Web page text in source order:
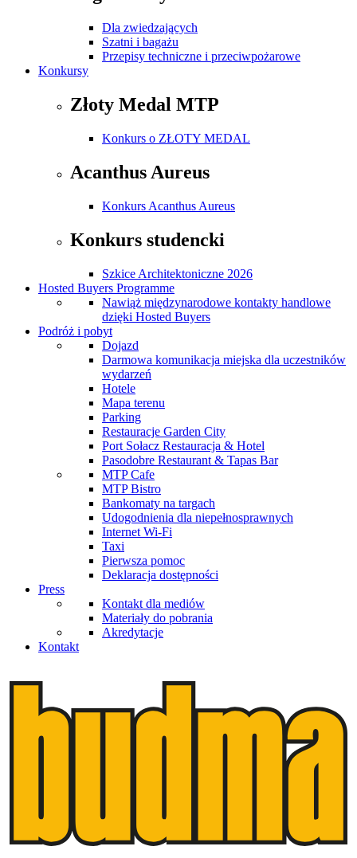
Dla zwiedzających
Szatni i bagażu
Przepisy techniczne i przeciwpożarowe
Konkursy
Złoty Medal MTP
Konkurs o ZŁOTY MEDAL
Acanthus Aureus
Konkurs Acanthus Aureus
Konkurs studencki
Szkice Architektoniczne 2026
Hosted Buyers Programme
Nawiąż międzynarodowe kontakty handlowe
dzięki Hosted Buyers
Podróż i pobyt
Dojazd
Darmowa komunikacja miejska dla uczestników
wydarzeń
Hotele
Mapa terenu
Parking
Restauracje Garden City
Port Sołacz Restauracja & Hotel
Pasodobre Restaurant & Tapas Bar
MTP Cafe
MTP Bistro
Bankomaty na targach
Udogodnienia dla niepełnosprawnych
Internet Wi-Fi
Taxi
Pierwsza pomoc
Deklaracja dostępności
Press
Kontakt dla mediów
Materiały do pobrania
Akredytacje
Kontakt